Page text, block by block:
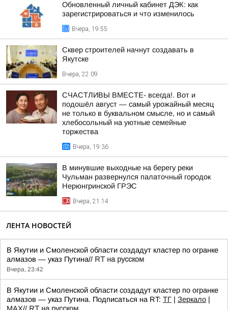
Обновленный личный кабинет ДЭК: как
зарегистрироваться и что изменилось
Вчера, 19:55
Сквер строителей начнут создавать в
Якутске
Вчера, 22:09
СЧАСТЛИВЫ ВМЕСТЕ- всегда!. Вот и
подошёл август — самый урожайный месяц
не только в буквальном смысле, но и самый
хлебосольный на уютные семейные
торжества
Вчера, 19:36
В минувшие выходные на берегу реки
Чульман развернулся палаточный городок
Нерюнгринской ГРЭС
Вчера, 21:14
ЛЕНТА НОВОСТЕЙ
В Якутии и Смоленской области создадут кластер по огранке
алмазов — указ Путина// RT на русском
Вчера, 23:42
В Якутии и Смоленской области создадут кластер по огранке
алмазов — указ Путина. Подписаться на RT: ТГ | Зеркало |